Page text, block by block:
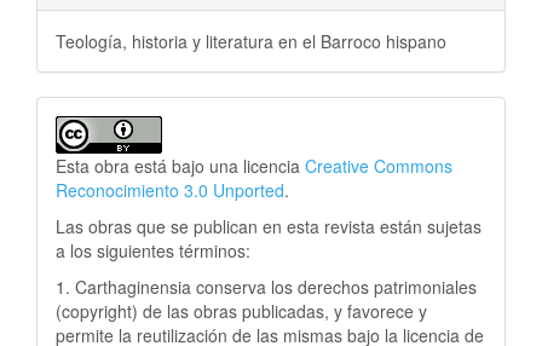
Teología, historia y literatura en el Barroco hispano
Esta obra está bajo una licencia Creative Commons
Reconocimiento 3.0 Unported.
Las obras que se publican en esta revista están sujetas
a los siguientes términos:
1. Carthaginensia conserva los derechos patrimoniales
(copyright) de las obras publicadas, y favorece y
permite la reutilización de las mismas bajo la licencia de